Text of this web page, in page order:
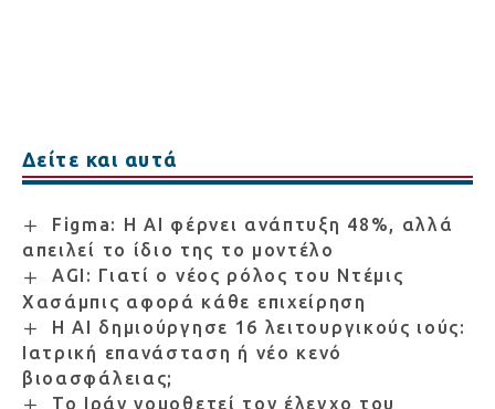
Δείτε και αυτά
Figma: Η AI φέρνει ανάπτυξη 48%, αλλά
απειλεί το ίδιο της το μοντέλο
AGI: Γιατί ο νέος ρόλος του Ντέμις
Χασάμπις αφορά κάθε επιχείρηση
Η AI δημιούργησε 16 λειτουργικούς ιούς:
Ιατρική επανάσταση ή νέο κενό
βιοασφάλειας;
Το Ιράν νομοθετεί τον έλεγχο του